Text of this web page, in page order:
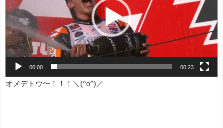
レ
ー
ヤ
ー
00:00 00:23
オメデトウ〜！！！＼(^o^)／